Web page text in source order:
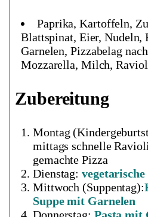
Paprika, Kartoffeln,
Blattspinat, Eier, Nudeln,
Garnelen, Pizzabelag
Mozzarella, Milch,
Zubereitung
Montag
mittags schnelle
gemachte Pizza
Dienstag: vegetarische
Mittwoch (Suppentag):
Suppe mit Garnelen